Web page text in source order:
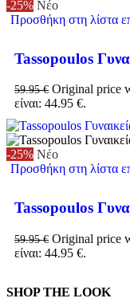
-25% Νέο
Προσθήκη στη λίστα
Tassopoulos
59.95€ Original price
είναι: 44.95 €.
-25% Νέο
Προσθήκη στη λίστα
Tassopoulos
59.95€ Original price
είναι: 44.95 €.
SHOP THE LOOK